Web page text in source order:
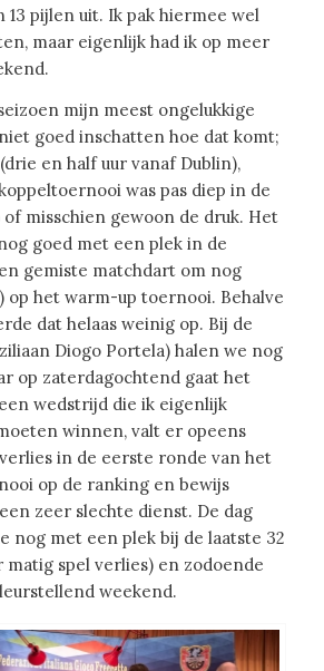
13 pijlen uit. Ik pak hiermee wel
maar eigenlijk had ik op meer
mijn meest ongelukkige
goed inschatten hoe dat komt;
en half uur vanaf Dublin),
was pas diep in de
misschien gewoon de druk. Het
goed met een plek in de
gemiste matchdart om nog
op het warm-up toernooi. Behalve
dat helaas weinig op. Bij de
Diogo Portela) halen we nog
op zaterdagochtend gaat het
wedstrijd die ik eigenlijk
winnen, valt er opeens
in de eerste ronde van het
op de ranking en bewijs
zeer slechte dienst. De dag
nog met een plek bij de laatste 32
matig spel verlies) en zodoende
weekend.